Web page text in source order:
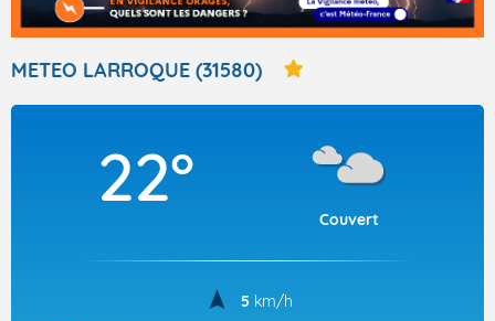
TOUS LES RÉSULTATS
Articles
METEO LARROQUE (31580)
22°
Couvert
5 km/h